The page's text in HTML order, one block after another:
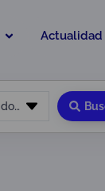
Actualidad
Todos los tipos de documento